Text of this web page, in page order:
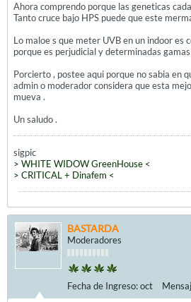
Ahora comprendo porque las geneticas
Tanto cruce bajo HPS puede que este
Lo maloe s que meter UVB en un indoor es
porque es perjudicial y determinadas
Porcierto , postee aqui porque no sabia en
admin o moderador considera que esta
mueva .
Un saludo .
sigpic
> WHITE WIDOW GreenHouse <
> CRITICAL + Dinafem <
BASTARDA
Moderadores
Fecha de Ingreso:oct